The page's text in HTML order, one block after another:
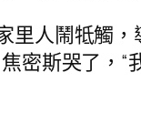
里人鬧牴觸
密斯哭了，